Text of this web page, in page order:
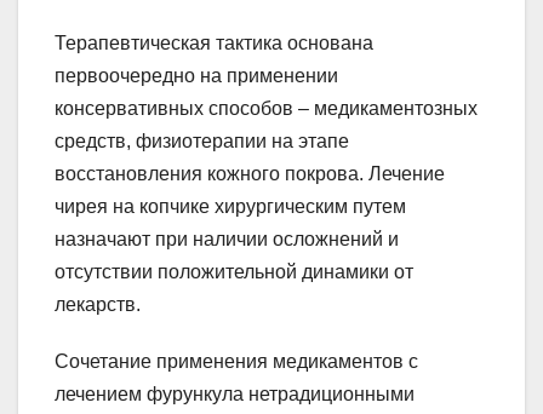
Терапевтическая тактика основана
первоочередно на применении
консервативных способов – медикаментозных
средств, физиотерапии на этапе
восстановления кожного покрова. Лечение
чирея на копчике хирургическим путем
назначают при наличии осложнений и
отсутствии положительной динамики от
лекарств.
Сочетание применения медикаментов с
лечением фурункула нетрадиционными